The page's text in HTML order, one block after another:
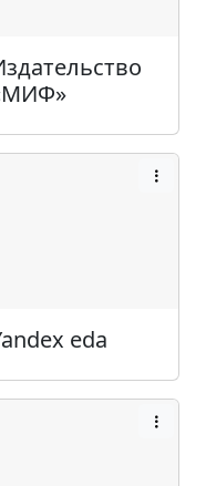
eda